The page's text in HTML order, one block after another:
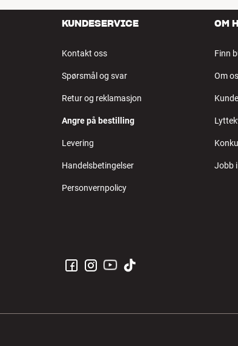
KUNDESERVICE
Kontakt oss
Spørsmål og svar
Retur og reklamasjon
Angre på bestilling
Levering
Handelsbetingelser
Personvernpolicy
OM
Finn
Om
Jobb